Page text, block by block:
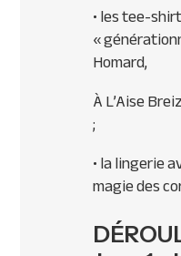
• les tee-
«
Homard,
À L’Aise
;
• la lingerie
magie des